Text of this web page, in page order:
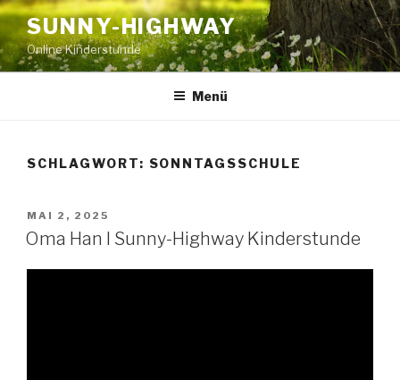
Zum
Inhalt
springen
SUNNY-HIGHWAY
Online Kinderstunde
Menü
SCHLAGWORT: SONNTAGSSCHULE
VERÖFFENTLICHT
AM
MAI 2, 2025
Oma Han I Sunny-Highway Kinderstunde